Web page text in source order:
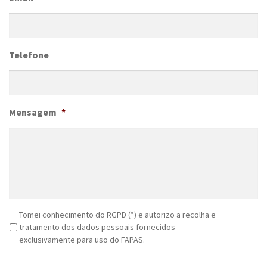
Telefone
Mensagem *
G
Tomei conhecimento do RGPD (*) e autorizo a recolha e
tratamento dos dados pessoais fornecidos
exclusivamente para uso do FAPAS.